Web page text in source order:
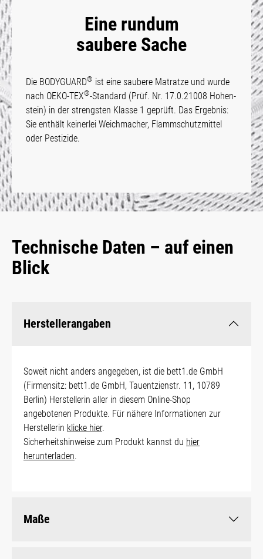
Eine rundum
saubere Sache
Die BODYGUARD® ist eine saubere Matrat­ze und wur­de
nach OEKO-TEX®-Standard (Prüf. Nr. 17.0.21008 Hohen­
stein) in der strengsten Klasse 1 geprüft. Das Ergebnis:
Sie enthält keinerlei Weichmacher, Flamm­schutz­mittel
oder Pes­tizide.
Technische Daten – auf einen
Blick
Herstellerangaben
Soweit nicht anders angegeben, ist die bett1.de GmbH
(Firmensitz: bett1.de GmbH, Tauentzienstr. 11, 10789
Berlin) Herstellerin aller in diesem Online-Shop
angebotenen Produkte. Für nähere Informationen zur
Herstellerin klicke hier.
Sicherheitshinweise zum Produkt kannst du hier
herunterladen.
Maße